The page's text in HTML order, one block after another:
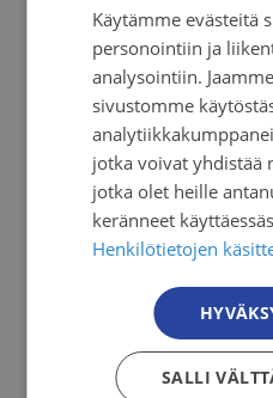
Juha Pekka Turunen,
Syöpäjärjestöt,
050 571 4577
Mira Pajunen,
Palliatiivisen Hoidon
mira.pajunen@sphy.fi,
Anni Karppila,
palliatiivisen
Käytämme evästeitä
personointiin ja
analysointiin.
sivustomme
jotka voivat yhdistää
jotka olet heille
keränneet
Henkilötietojen
SALLI